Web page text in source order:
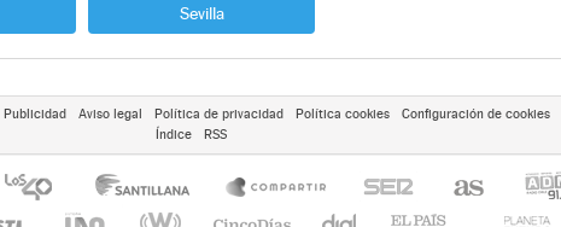
Sevilla
Publicidad Aviso legal Política de privacidad Política cookies Configuración de cookies
Índice
RSS